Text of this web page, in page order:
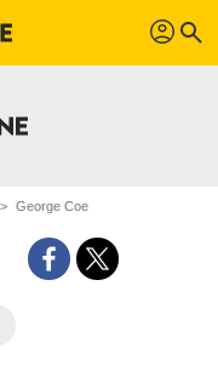
profil search
George Coe